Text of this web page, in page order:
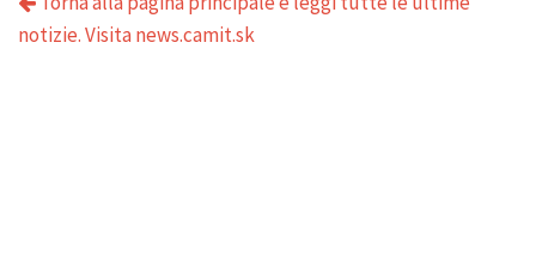
notizie. Visita news.camit.sk